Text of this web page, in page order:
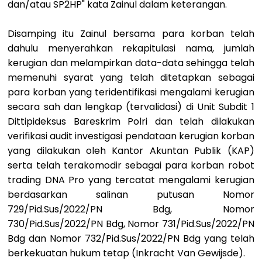
dan/atau SP2HP" kata Zainul dalam keterangan.
Disamping itu Zainul bersama para korban telah
dahulu menyerahkan rekapitulasi nama, jumlah
kerugian dan melampirkan data-data sehingga telah
memenuhi syarat yang telah ditetapkan sebagai
para korban yang teridentifikasi mengalami kerugian
secara sah dan lengkap (tervalidasi) di Unit Subdit 1
Dittipideksus Bareskrim Polri dan telah dilakukan
verifikasi audit investigasi pendataan kerugian korban
yang dilakukan oleh Kantor Akuntan Publik (KAP)
serta telah terakomodir sebagai para korban robot
trading DNA Pro yang tercatat mengalami kerugian
berdasarkan salinan putusan Nomor
729/Pid.Sus/2022/PN Bdg, Nomor
730/Pid.Sus/2022/PN Bdg, Nomor 731/Pid.Sus/2022/PN
Bdg dan Nomor 732/Pid.Sus/2022/PN Bdg yang telah
berkekuatan hukum tetap (Inkracht Van Gewijsde).